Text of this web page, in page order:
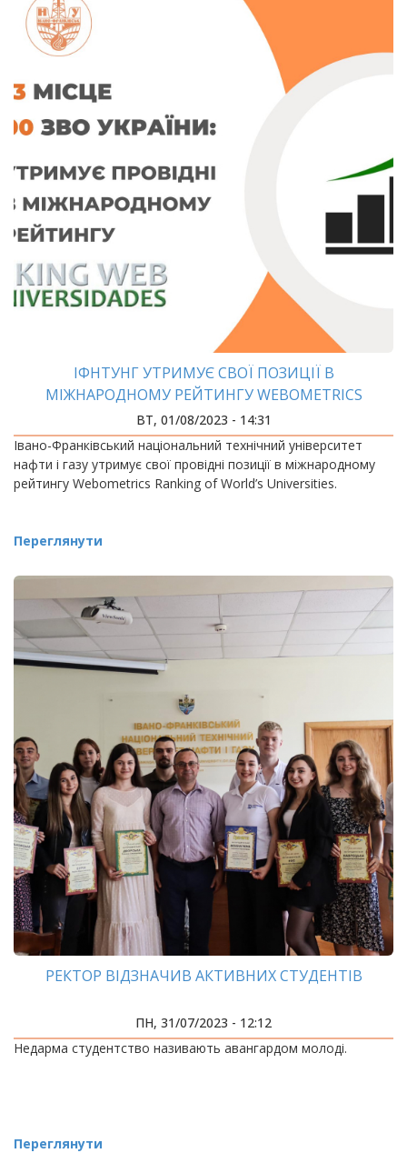
ІФНТУНГ УТРИМУЄ СВОЇ ПОЗИЦІЇ В
МІЖНАРОДНОМУ РЕЙТИНГУ WEBOMETRICS
ВТ, 01/08/2023 - 14:31
Івано-Франківський національний технічний університет
нафти і газу утримує свої провідні позиції в міжнародному
рейтингу Webometrics Ranking of World’s Universities.
Переглянути
РЕКТОР ВІДЗНАЧИВ АКТИВНИХ СТУДЕНТІВ
ПН, 31/07/2023 - 12:12
Недарма студентство називають авангардом молоді.
Переглянути